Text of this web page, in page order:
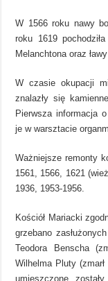
W 1566 roku nawy
roku 1619
Melanchtona oraz
W czasie okupacji
znalazły się
Pierwsza informacja
je w warsztacie
Ważniejsze remonty
1561, 1566, 1621
1936, 1953-1956.
Kościół Mariacki
grzebano
Teodora Benscha
Wilhelma Pluty
umieszczone